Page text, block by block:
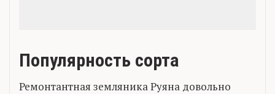
Популярность сорта
Ремонтантная земляника Руяна довольно